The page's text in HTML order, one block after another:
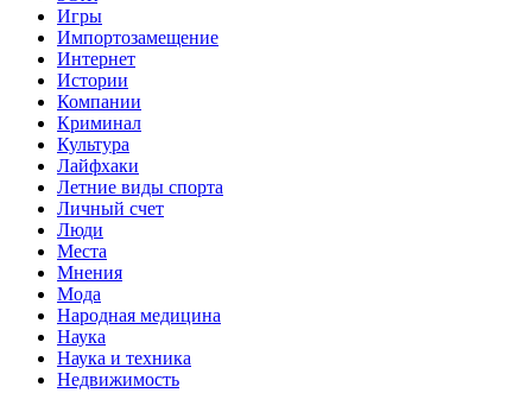
Игры
Импортозамещение
Интернет
Истории
Компании
Криминал
Культура
Лайфхаки
Летние виды спорта
Личный счет
Люди
Места
Мнения
Мода
Народная медицина
Наука
Наука и техника
Недвижимость